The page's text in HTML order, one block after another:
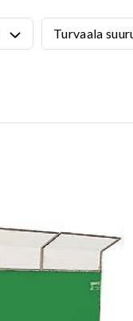
Linnaruumi tooted
Laste lauad ja pingid
Turvaala